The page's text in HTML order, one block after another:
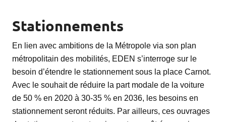
Stationnements
En lien avec ambitions de la Métropole via son plan
métropolitain des mobilités, EDEN s’interroge sur le
besoin d’étendre le stationnement sous la place Carnot.
Avec le souhait de réduire la part modale de la voiture
de 50 % en 2020 à 30-35 % en 2036, les besoins en
stationnement seront réduits. Par ailleurs, ces ouvrages